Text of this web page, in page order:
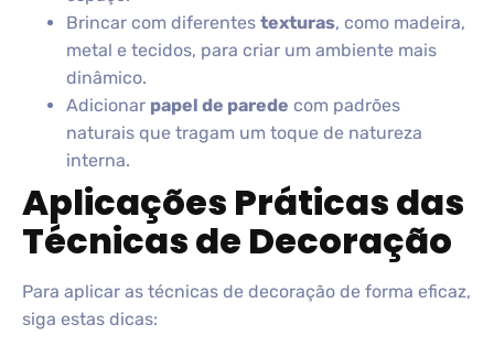
Brincar com diferentes texturas, como madeira,
metal e tecidos, para criar um ambiente mais
dinâmico.
Adicionar papel de parede com padrões
naturais que tragam um toque de natureza
interna.
Aplicações Práticas das
Técnicas de Decoração
Para aplicar as técnicas de decoração de forma eficaz,
siga estas dicas: